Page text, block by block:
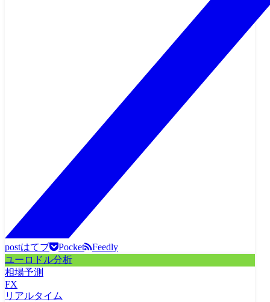
postはてブ Pocket
Feedly
ユーロドル分析
相場予測
FX
リアルタイム